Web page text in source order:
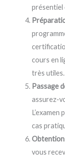
présentiel
cours en
très utiles.
Passage
assurez-
cas
vous